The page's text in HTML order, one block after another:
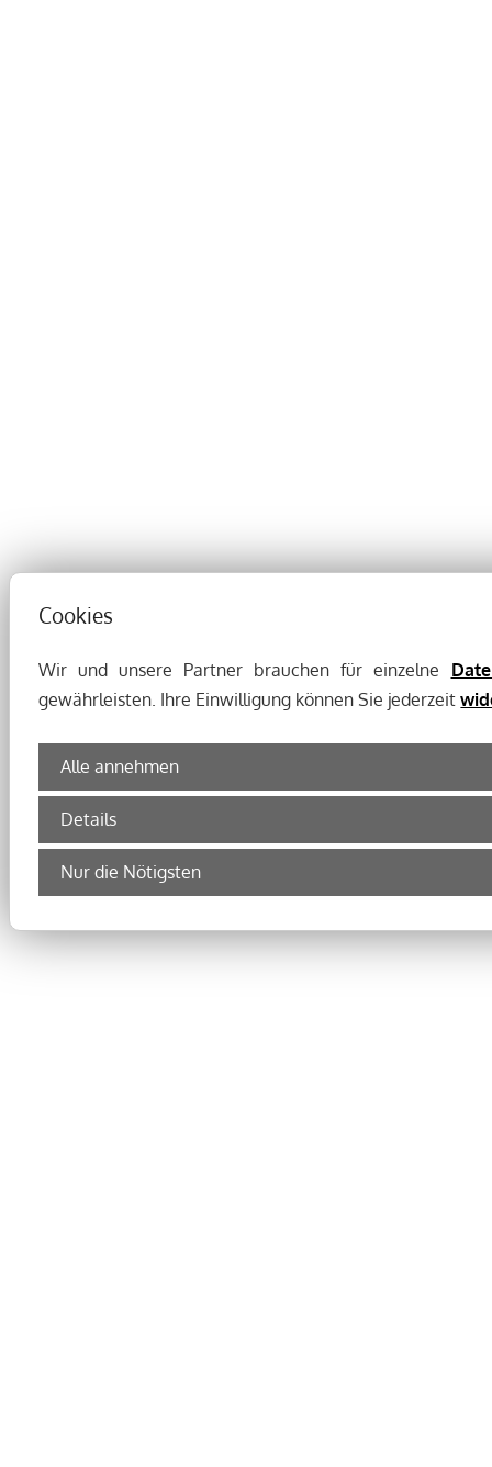
Cookies
Wir und unsere Partner brauchen für einzelne
gewährleisten. Ihre Einwilligung können Sie jederzeit
Alle annehmen
Details
Nur die Nötigsten